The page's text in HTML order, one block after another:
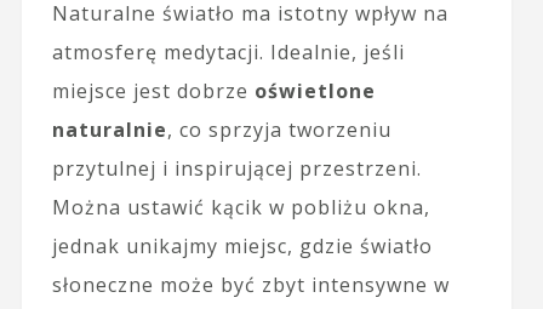
Naturalne światło ma istotny wpływ na
atmosferę medytacji. Idealnie, jeśli
miejsce jest dobrze oświetlone
naturalnie, co sprzyja tworzeniu
przytulnej i inspirującej przestrzeni.
Można ustawić kącik w pobliżu okna,
jednak unikajmy miejsc, gdzie światło
słoneczne może być zbyt intensywne w